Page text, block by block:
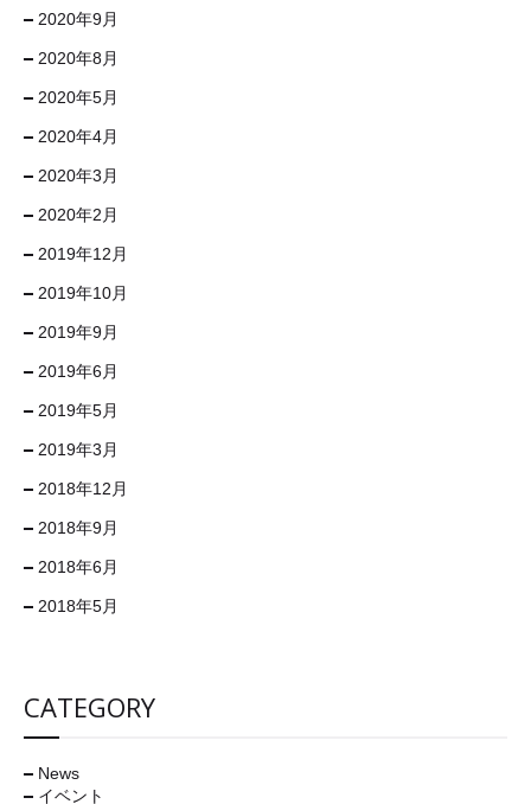
2020年9月
2020年8月
2020年5月
2020年4月
2020年3月
2020年2月
2019年12月
2019年10月
2019年9月
2019年6月
2019年5月
2019年3月
2018年12月
2018年9月
2018年6月
2018年5月
CATEGORY
News
イベント